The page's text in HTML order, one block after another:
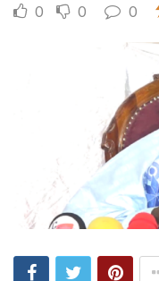
0 0 0